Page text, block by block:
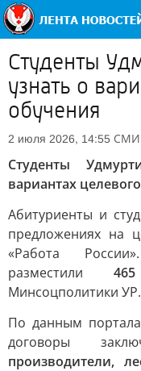
Студенты
узнать о
обучения
2 июля 2026, 14:55 СМИ
Студенты
вариантах
Абитуриенты и
предложениях на
«Работа
разместили
Минсоцполитики УР.
По данным
договоры
производители,